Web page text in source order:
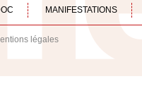
MANIFESTATIONS
légales